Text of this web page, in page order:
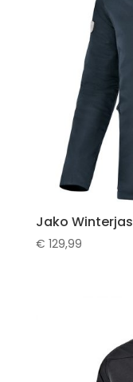
Jako Winterjas
€ 129,99